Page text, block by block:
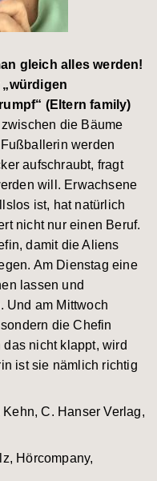
gleich alles werden!
(Eltern family)
die Bäume
werden
aufschraubt, fragt
will. Erwachsene
ist, hat natürlich
nicht nur einen Beruf.
damit die Aliens
Am Dienstag eine
lassen und
Und am Mittwoch
die Chefin
nicht klappt, wird
ist sie nämlich richtig
C. Hanser Verlag,
Hörcompany,